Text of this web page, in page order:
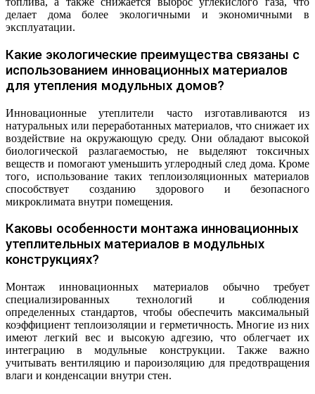
делает дома более экологичными и экономичными в
эксплуатации.
Какие экологические преимущества связаны с
использованием инновационных материалов
для утепления модульных домов?
Инновационные утеплители часто изготавливаются из
натуральных или переработанных материалов, что снижает их
воздействие на окружающую среду. Они обладают высокой
биологической разлагаемостью, не выделяют токсичных
веществ и помогают уменьшить углеродный след дома. Кроме
того, использование таких теплоизоляционных материалов
способствует созданию здорового и безопасного
микроклимата внутри помещения.
Каковы особенности монтажа инновационных
утеплительных материалов в модульных
конструкциях?
Монтаж инновационных материалов обычно требует
специализированных технологий и соблюдения
определенных стандартов, чтобы обеспечить максимальный
коэффициент теплоизоляции и герметичность. Многие из них
имеют легкий вес и высокую адгезию, что облегчает их
интеграцию в модульные конструкции. Также важно
учитывать вентиляцию и пароизоляцию для предотвращения
влаги и конденсации внутри стен.